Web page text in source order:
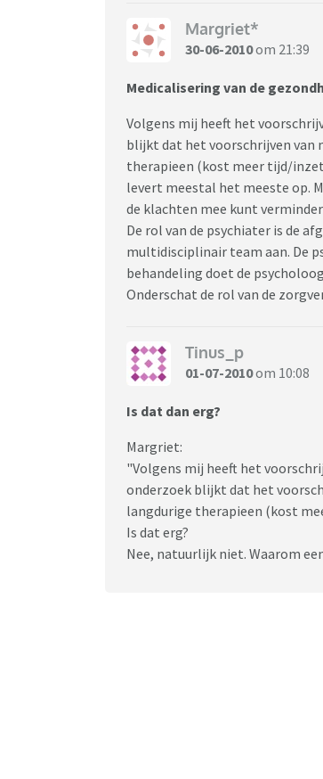
Margriet*
30-06-2010om 21:39
Medicalisering van de
Volgens mij heeft het
blijkt dat het voorschrijven van
therapieen (kost meer tijd/
levert meestal het meeste op.
de klachten mee kunt
De rol van de psychiater is de
multidisciplinair team aan. De
behandeling doet de
Onderschat de rol van de
Tinus_p
01-07-2010om 10:08
Is dat dan erg?
Margriet:
"Volgens mij heeft het
onderzoek blijkt dat het
langdurige therapieen (kost
Is dat erg?
Nee, natuurlijk niet. Waarom